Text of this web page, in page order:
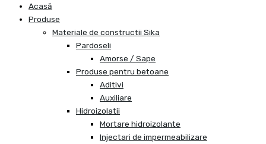
Acasă
Produse
Materiale de constructii Sika
Pardoseli
Amorse / Sape
Produse pentru betoane
Aditivi
Auxiliare
Hidroizolatii
Mortare hidroizolante
Injectari de impermeabilizare